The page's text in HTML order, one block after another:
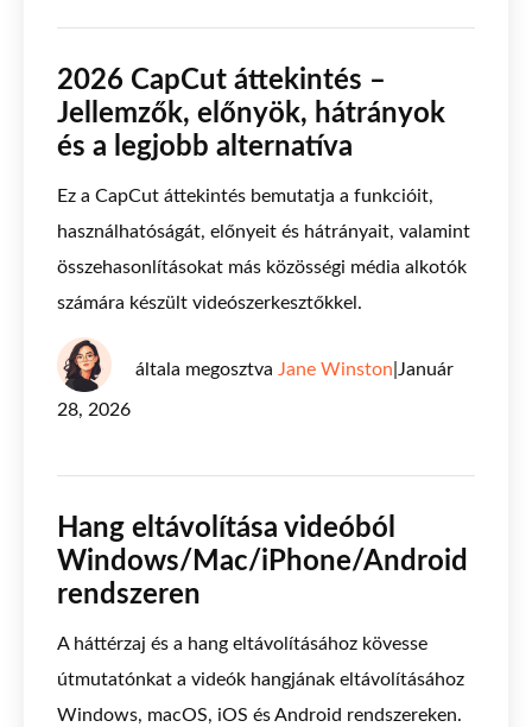
2026 CapCut áttekintés –
Jellemzők, előnyök, hátrányok
és a legjobb alternatíva
Ez a CapCut áttekintés bemutatja a funkcióit,
használhatóságát, előnyeit és hátrányait, valamint
összehasonlításokat más közösségi média alkotók
számára készült videószerkesztőkkel.
általa megosztva Jane Winston Január
28, 2026
Hang eltávolítása videóból
Windows/Mac/iPhone/Android
rendszeren
A háttérzaj és a hang eltávolításához kövesse
útmutatónkat a videók hangjának eltávolításához
Windows, macOS, iOS és Android rendszereken.